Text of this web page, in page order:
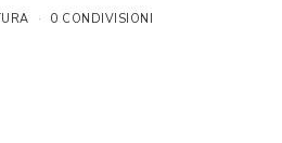
0 CONDIVISIONI